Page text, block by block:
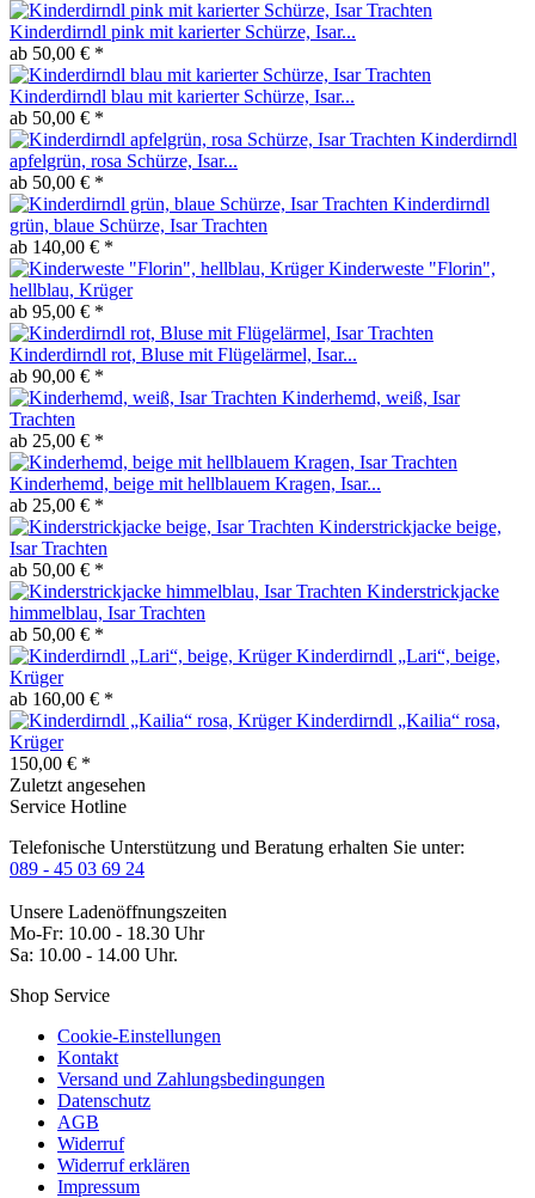
Kinderdirndl pink mit karierter Schürze, Isar...
ab 50,00 € *
Kinderdirndl blau mit karierter Schürze, Isar...
ab 50,00 € *
Kinderdirndl
apfelgrün, rosa Schürze, Isar...
ab 50,00 € *
Kinderdirndl
grün, blaue Schürze, Isar Trachten
ab 140,00 € *
Kinderweste "Florin",
hellblau, Krüger
ab 95,00 € *
Kinderdirndl rot, Bluse mit Flügelärmel, Isar...
ab 90,00 € *
Kinderhemd, weiß, Isar
Trachten
ab 25,00 € *
Kinderhemd, beige mit hellblauem Kragen, Isar...
ab 25,00 € *
Kinderstrickjacke beige,
Isar Trachten
ab 50,00 € *
Kinderstrickjacke
himmelblau, Isar Trachten
ab 50,00 € *
Kinderdirndl „Lari“, beige,
Krüger
ab 160,00 € *
Kinderdirndl „Kailia“ rosa,
Krüger
150,00 € *
Zuletzt angesehen
Service Hotline
Telefonische Unterstützung und Beratung erhalten Sie unter:
089 - 45 03 69 24
Unsere Ladenöffnungszeiten
Mo-Fr: 10.00 - 18.30 Uhr
Sa: 10.00 - 14.00 Uhr.
Shop Service
Cookie-Einstellungen
Kontakt
Versand und Zahlungsbedingungen
Datenschutz
AGB
Widerruf
Widerruf erklären
Impressum